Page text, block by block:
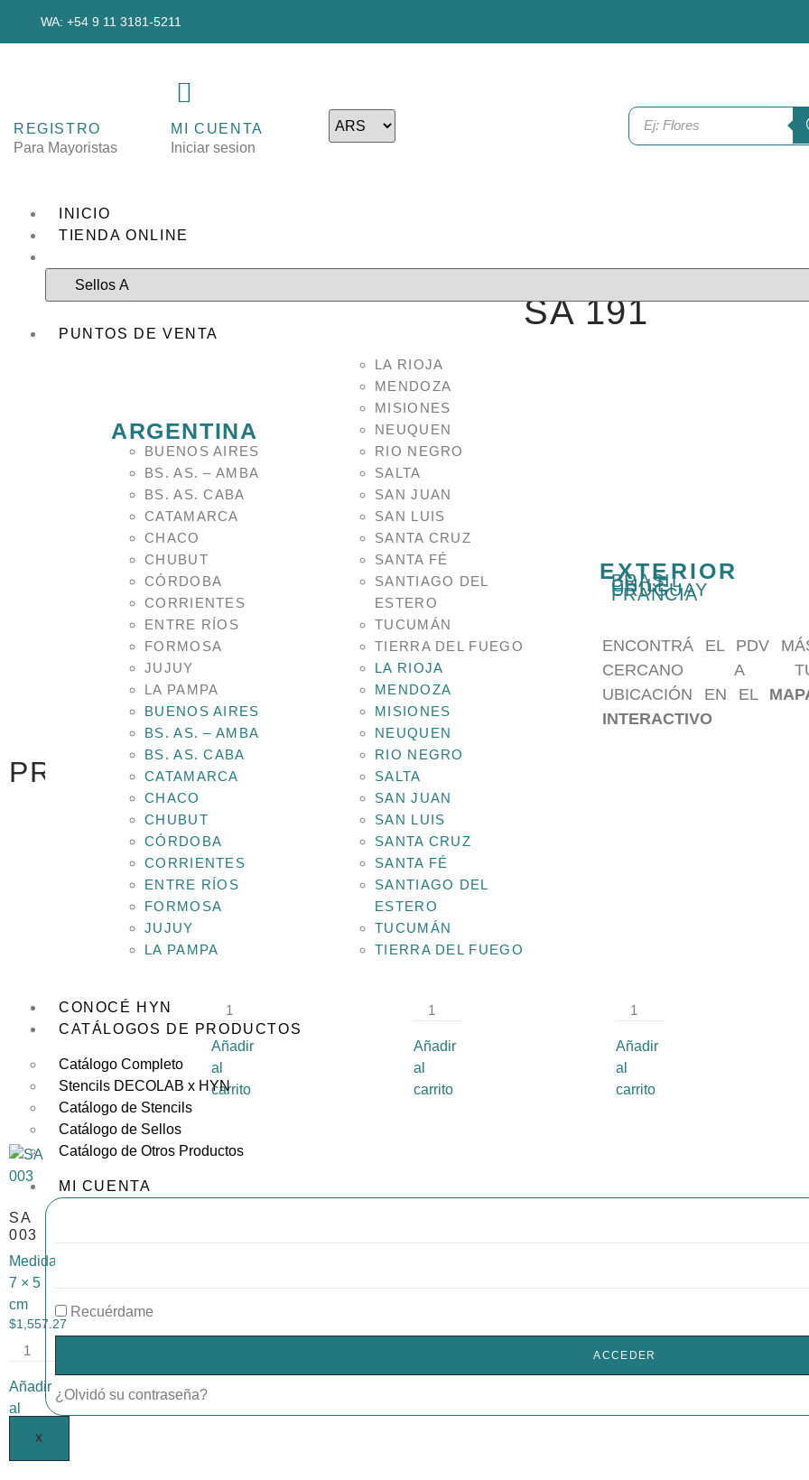
WA: +54 9 11 3181-5211
REGISTRO
Para Mayoristas
MI CUENTA
Iniciar sesion
INICIO
TIENDA ONLINE
PUNTOS DE VENTA
ARGENTINA
BUENOS AIRES
BS. AS. – AMBA
BS. AS. CABA
CATAMARCA
CHACO
CHUBUT
CÓRDOBA
CORRIENTES
ENTRE RÍOS
FORMOSA
JUJUY
LA PAMPA
BUENOS AIRES
BS. AS. – AMBA
BS. AS. CABA
CATAMARCA
CHACO
CHUBUT
CÓRDOBA
CORRIENTES
ENTRE RÍOS
FORMOSA
JUJUY
LA PAMPA
LA RIOJA
MENDOZA
MISIONES
NEUQUEN
RIO NEGRO
SALTA
SAN JUAN
SAN LUIS
SANTA CRUZ
SANTA FÉ
SANTIAGO DEL
ESTERO
TUCUMÁN
TIERRA DEL FUEGO
LA RIOJA
MENDOZA
MISIONES
NEUQUEN
RIO NEGRO
SALTA
SAN JUAN
SAN LUIS
SANTA CRUZ
SANTA FÉ
SANTIAGO DEL
ESTERO
TUCUMÁN
TIERRA DEL FUEGO
EXTERIOR
BRASIL
CHILE
URUGUAY
FRANCIA
ENCONTRÁ EL PDV
CERCANO A
UBICACIÓN EN EL
INTERACTIVO
CONOCÉ HYN
CATÁLOGOS DE PRODUCTOS
Catálogo Completo
Stencils DECOLAB x HYN
Catálogo de Stencils
Catálogo de Sellos
Catálogo de Otros Productos
MI CUENTA
Recuérdame
ACCEDER
¿Olvidó su contraseña?
X
SA 191
Dimensiones 5 × 5 cm
Sellos,Sellos A Etiqueta
PRODUCTOS RELACIONADOS
SA
5 × 5
Añadir
al
carrito
SA
Medida:
6 × 6
Añadir
al
carrito
Añadir
al
carrito
SA
003
Medida:
7 × 5
cm
$1,557.27
Añadir
al